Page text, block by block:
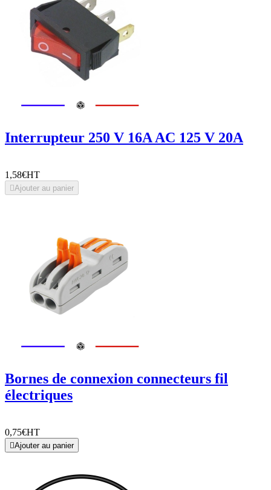
Interrupteur 250 V 16A AC 125 V 20A
1,58€HT
Ajouter au panier
Bornes de connexion connecteurs fil
électriques
0,75€HT
Ajouter au panier